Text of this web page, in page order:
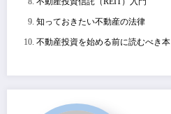
知っておきたい不動産の法律
不動産投資を始める前に読むべき本